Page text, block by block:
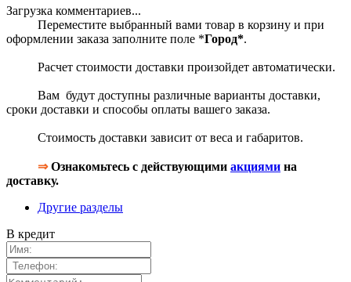
Загрузка комментариев...
Переместите выбранный вами товар в корзину и при
оформлении заказа заполните поле *Город*.
Расчет стоимости доставки произойдет автоматически.
Вам будут доступны различные варианты доставки,
сроки доставки и способы оплаты вашего заказа.
Стоимость доставки зависит от веса и габаритов.
⇒Ознакомьтесь с действующими акциями на
доставку.
Другие разделы
В кредит